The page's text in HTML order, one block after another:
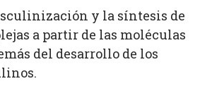
y la síntesis de
a partir de las moléculas
del desarrollo de los